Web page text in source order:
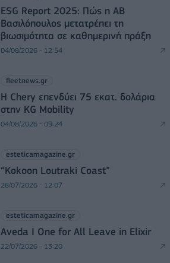
ESG Report 2025: Πώς η ΑΒ
Βασιλόπουλος μετατρέπει τη
βιωσιμότητα σε καθημερινή πράξη
04/08/2026 - 12:54
fleetnews.gr
Η Chery επενδύει 75 εκατ. δολάρια
στην KG Mobility
04/08/2026 - 09:24
esteticamagazine.gr
“Kokoon Loutraki Coast”
28/07/2026 - 12:07
esteticamagazine.gr
Aveda I One for All Leave in Elixir
22/07/2026 - 13:20